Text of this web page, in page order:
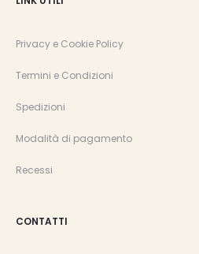
Privacy e Cookie Policy
Termini e Condizioni
Spedizioni
Modalità di pagamento
Recessi
CONTATTI